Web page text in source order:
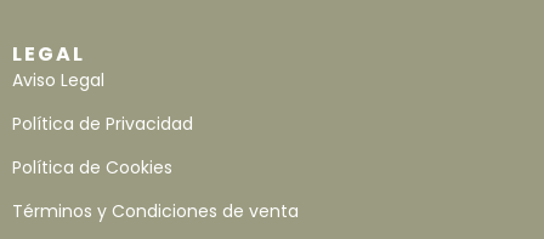
LEGAL
Aviso Legal
Política de Privacidad
Política de Cookies
Términos y Condiciones de venta